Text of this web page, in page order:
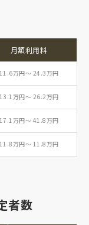
月額利用料
11.6万円～ 24.3万円
13.1万円～ 26.2万円
17.1万円～ 41.8万円
11.8万円～ 11.8万円
者数